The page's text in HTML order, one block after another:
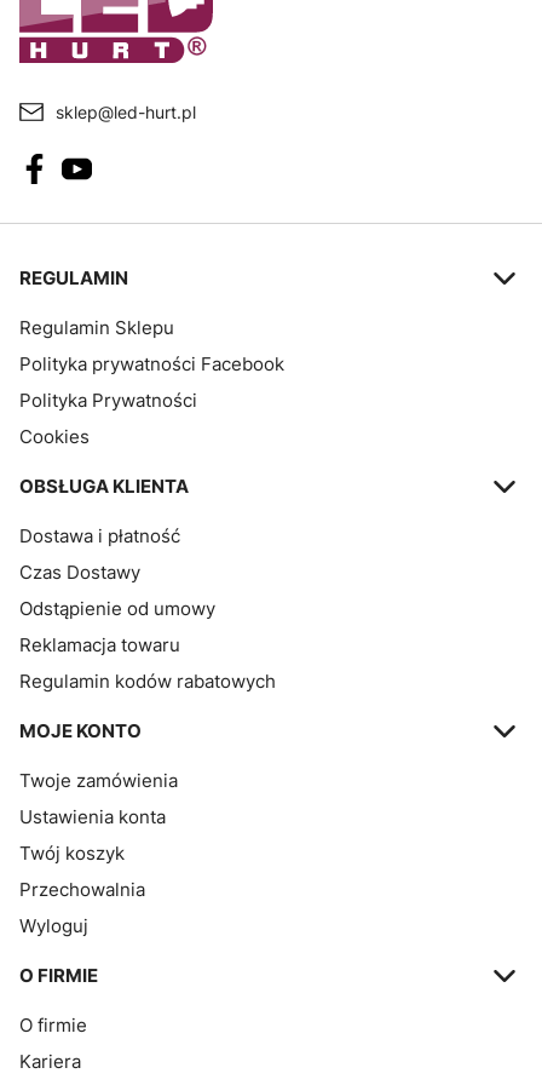
sklep@led-hurt.pl
Linki w stopce
REGULAMIN
Regulamin Sklepu
Polityka prywatności Facebook
Polityka Prywatności
Cookies
OBSŁUGA KLIENTA
Dostawa i płatność
Czas Dostawy
Odstąpienie od umowy
Reklamacja towaru
Regulamin kodów rabatowych
MOJE KONTO
Twoje zamówienia
Ustawienia konta
Twój koszyk
Przechowalnia
Wyloguj
O FIRMIE
O firmie
Kariera